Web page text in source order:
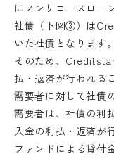
にノンリコースロー
社債（下図③）は
いた社債となります。
そのため、
払・返済が行われる
需要者に対して社債
需要者は、社債の利
入金の利払・返済が
ファンドによる貸付
お済みの
外部サイト
これより先
ブサイトで